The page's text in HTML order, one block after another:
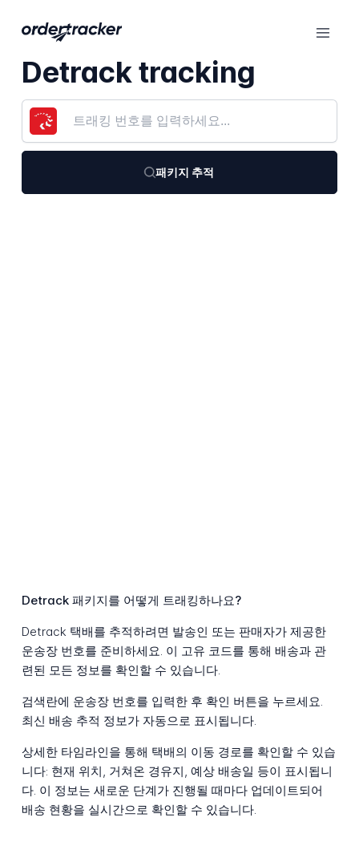
Detrack tracking
패키지 추적
Detrack 패키지를 어떻게 트래킹하나요?
Detrack 택배를 추적하려면 발송인 또는 판매자가 제공한
운송장 번호를 준비하세요. 이 고유 코드를 통해 배송과 관
련된 모든 정보를 확인할 수 있습니다.
검색란에 운송장 번호를 입력한 후 확인 버튼을 누르세요.
최신 배송 추적 정보가 자동으로 표시됩니다.
상세한 타임라인을 통해 택배의 이동 경로를 확인할 수 있습
니다: 현재 위치, 거쳐온 경유지, 예상 배송일 등이 표시됩니
다. 이 정보는 새로운 단계가 진행될 때마다 업데이트되어
배송 현황을 실시간으로 확인할 수 있습니다.